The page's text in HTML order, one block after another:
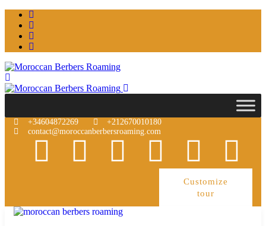
+34604872269
+212670010180
contact@moroccanberbersroaming.com
Customize
tour